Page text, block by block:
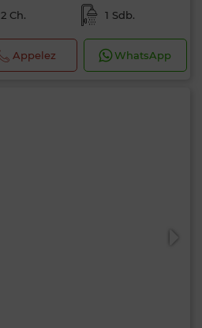
2 Ch. 1 Sdb.
Appelez WhatsApp